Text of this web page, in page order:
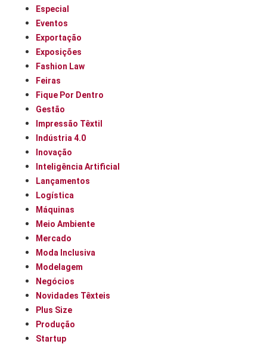
Especial
Eventos
Exportação
Exposições
Fashion Law
Feiras
Fique Por Dentro
Gestão
Impressão Têxtil
Indústria 4.0
Inovação
Inteligência Artificial
Lançamentos
Logística
Máquinas
Meio Ambiente
Mercado
Moda Inclusiva
Modelagem
Negócios
Novidades Têxteis
Plus Size
Produção
Startup